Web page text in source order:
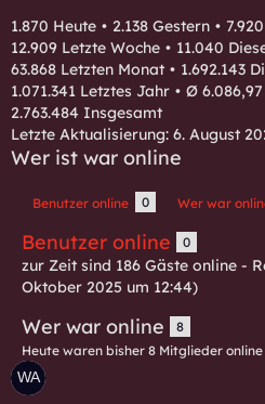
1.870 Heute 2.138 Gestern
12.909 Letzte Woche
11.040
63.868 Letzten Monat
1.692.143
1.071.341 Letztes Jahr
Ø
2.763.484 Insgesamt
Letzte Aktualisierung: 6. August
Wer ist war online
Benutzer online 0 Wer war
Benutzer online 0
zur Zeit sind 186 Gäste online -
Oktober 2025 um 12:44)
Wer war online
8
Heute waren bisher 8 Mitglieder online